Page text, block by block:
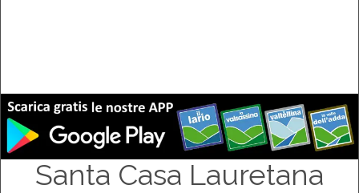
Santa Casa Lauretana